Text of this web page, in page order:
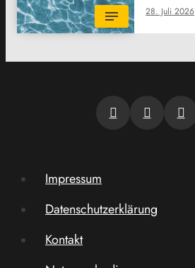
28. Juli 2026
Impressum
Datenschutzerklärung
Kontakt